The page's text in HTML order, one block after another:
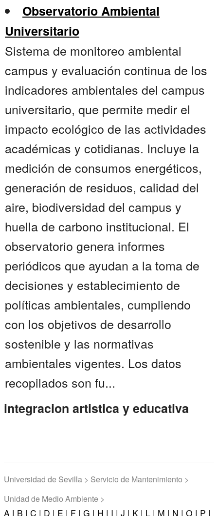
Observatorio Ambiental
Universitario
Sistema de monitoreo ambiental
campus y evaluación continua de los
indicadores ambientales del campus
universitario, que permite medir el
impacto ecológico de las actividades
académicas y cotidianas. Incluye la
medición de consumos energéticos,
generación de residuos, calidad del
aire, biodiversidad del campus y
huella de carbono institucional. El
observatorio genera informes
periódicos que ayudan a la toma de
decisiones y establecimiento de
políticas ambientales, cumpliendo
con los objetivos de desarrollo
sostenible y las normativas
ambientales vigentes. Los datos
recopilados son fu...
integracion artistica y educativa
Universidad de Sevilla > Servicio de Mantenimiento >
Unidad de Medio Ambiente >
A | B | C | D | E | F | G | H | I | J | K | L | M | N | O | P |